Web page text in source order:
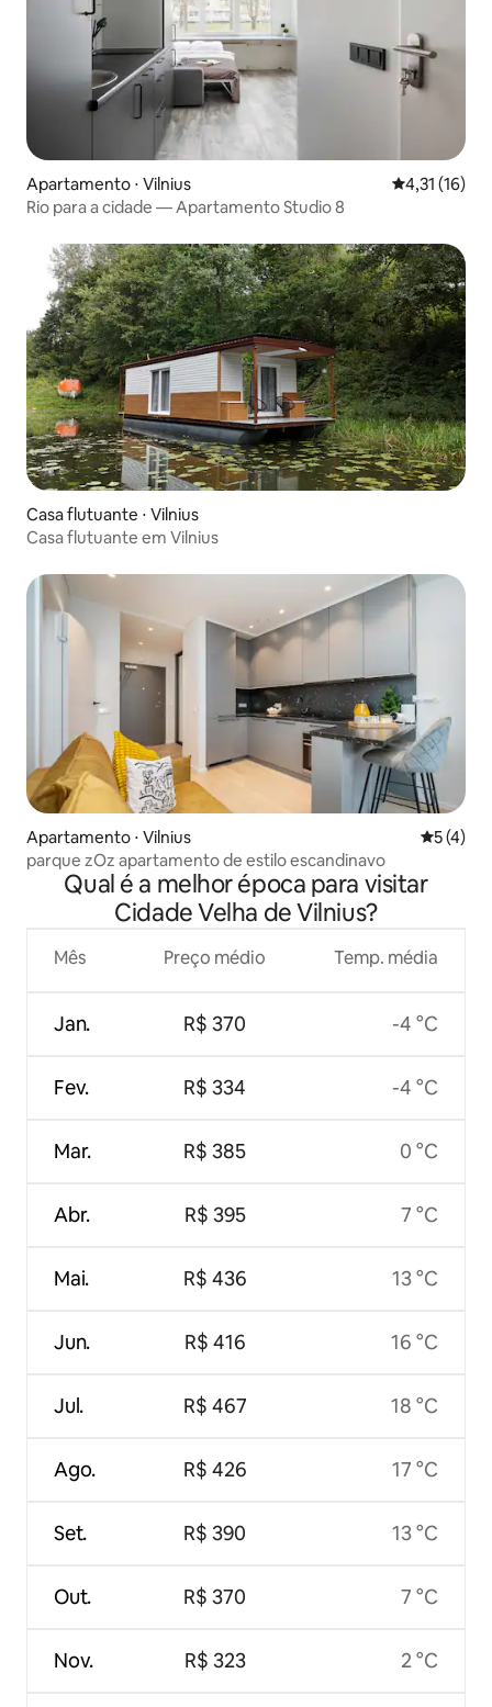
Apartamento ⋅ Vilnius 4,31 de uma
4,31 (16)
Rio para a cidade — Apartamento Studio 8
Casa flutuante ⋅ Vilnius
Casa flutuante em Vilnius
Apartamento ⋅ Vilnius 5 de
5 (4)
parque zOz apartamento de estilo escandinavo
Qual é a melhor época para visitar
Cidade Velha de Vilnius?
Mês
Jan.
Fev.
Mar.
Abr.
Mai.
Jun.
Jul.
Ago.
Set.
Out.
Nov.
Preço médio
R$ 370
R$ 334
R$ 385
R$ 395
R$ 436
R$ 416
R$ 467
R$ 426
R$ 390
R$ 370
R$ 323
Temp. média
-4 °C
-4 °C
0 °C
7 °C
13 °C
16 °C
18 °C
17 °C
13 °C
7 °C
2 °C